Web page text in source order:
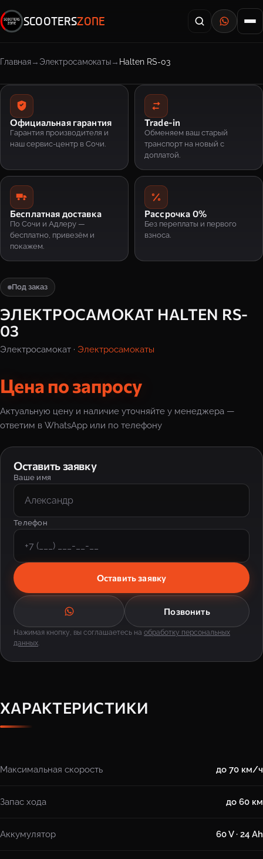
SCOOTERSZONE
Главная Электросамокаты Halten RS-03
Официальная гарантия
Гарантия производителя и
наш сервис-центр в Сочи.
Trade-in
Обменяем ваш старый
транспорт на новый с
доплатой.
Бесплатная доставка
По Сочи и Адлеру —
бесплатно, привезём и
покажем.
Рассрочка 0%
Без переплаты и первого
взноса.
Под заказ
ЭЛЕКТРОСАМОКАТ HALTEN RS-
03
Электросамокат · Электросамокаты
Цена по запросу
Актуальную цену и наличие уточняйте у менеджера —
ответим в WhatsApp или по телефону
Оставить заявку
Ваше имя
Телефон
Оставить заявку
Позвонить
Нажимая кнопку, вы соглашаетесь на обработку персональных
данных.
ХАРАКТЕРИСТИКИ
Максимальная скорость до 70 км/ч
Запас хода до 60 км
Аккумулятор 60 V · 24 Ah